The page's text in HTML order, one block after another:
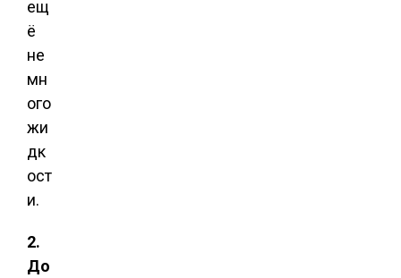
ещ
ё
не
мн
ого
жи
дк
ост
и.
2.
До